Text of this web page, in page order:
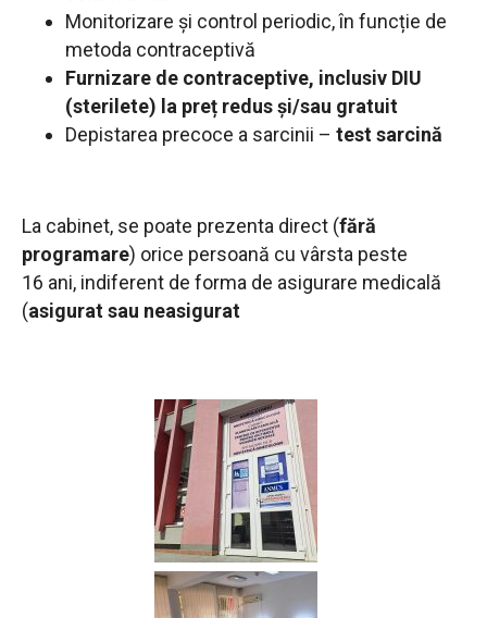
Monitorizare și control periodic, în funcție de
metoda contraceptivă
Furnizare de contraceptive, inclusiv DIU
(sterilete) la preț redus și/sau gratuit
Depistarea precoce a sarcinii – test sarcină
La cabinet, se poate prezenta direct (fără
programare) orice persoană cu vârsta peste
16 ani, indiferent de forma de asigurare medicală
(asigurat sau neasigurat